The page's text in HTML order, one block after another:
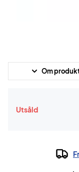
Om
Utsåld